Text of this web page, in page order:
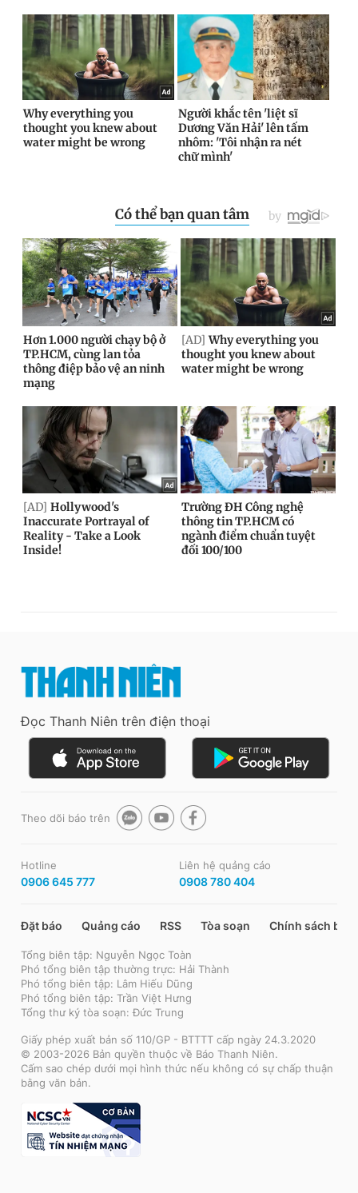
Đọc Thanh Niên trên điện thoại
Theo dõi báo trên
Hotline
0906 645 777
Liên hệ quảng cáo
0908 780 404
Đặt báo Quảng cáo RSS Tòa soạn Chính sách bảo
Tổng biên tập: Nguyễn Ngọc Toàn
Phó tổng biên tập thường trực: Hải Thành
Phó tổng biên tập: Lâm Hiếu Dũng
Phó tổng biên tập: Trần Việt Hưng
Tổng thư ký tòa soạn: Đức Trung
Giấy phép xuất bản số 110/GP - BTTTT cấp ngày 24.3.2020
© 2003-2026 Bản quyền thuộc về Báo Thanh Niên.
Cấm sao chép dưới mọi hình thức nếu không có sự chấp thuận
bằng văn bản.